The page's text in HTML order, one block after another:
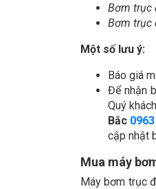
Bơm trục
Bơm trục
Một số lưu ý:
Báo giá
Để nhận
Quý
Bắc
cập nhật
Mua máy
Máy bơm trục